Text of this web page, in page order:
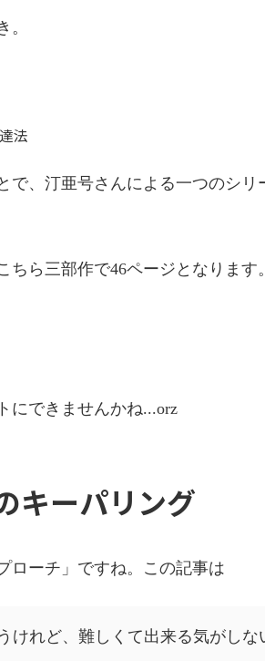
。
法
で、汀亜号さんによる一つのシリ
ちら三部作で46ページとなります
できませんかね...orz
キーパリング
ローチ」ですね。この記事は
けれど、難しくて出来る気がしな